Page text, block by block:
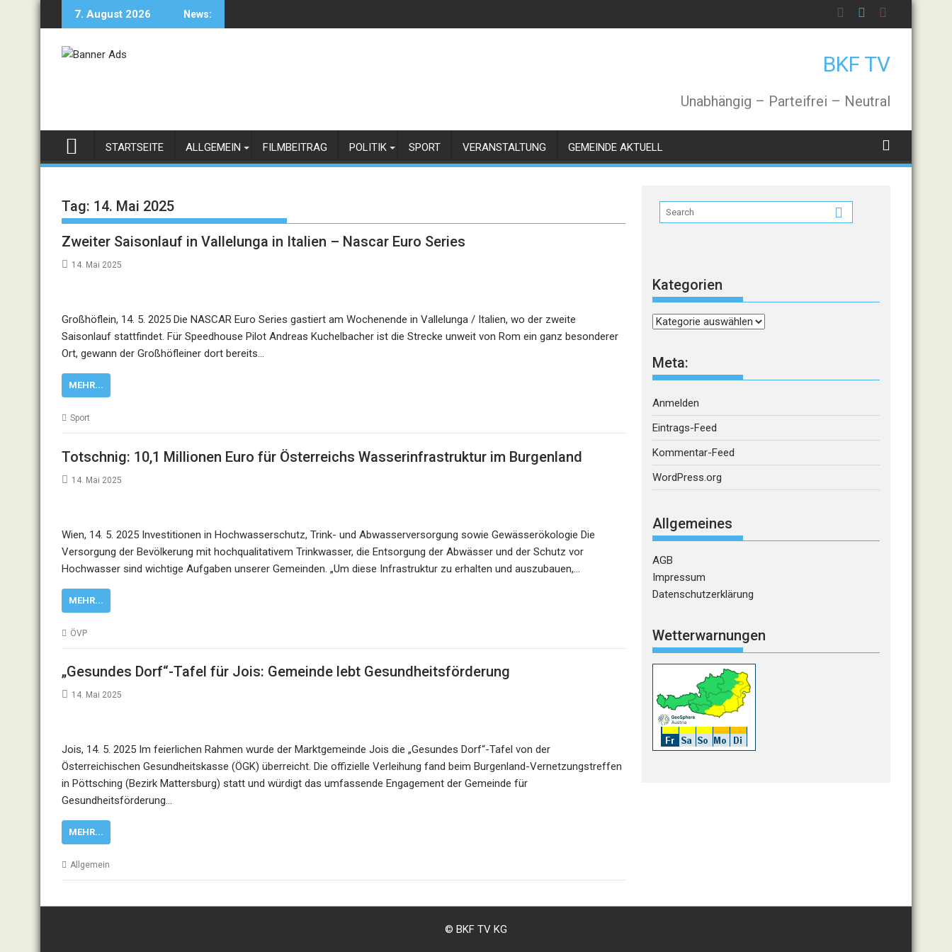
7. August 2026 News:
BKF TV
Unabhängig – Parteifrei – Neutral
STARTSEITE ALLGEMEIN FILMBEITRAG POLITIK SPORT VERANSTALTUNG GEMEINDE AKTUELL
Tag: 14. Mai 2025
Zweiter Saisonlauf in Vallelunga in Italien – Nascar Euro Series
14. Mai 2025
Großhöflein, 14. 5. 2025 Die NASCAR Euro Series gastiert am Wochenende in Vallelunga / Italien, wo der zweite
Saisonlauf stattfindet. Für Speedhouse Pilot Andreas Kuchelbacher ist die Strecke unweit von Rom ein ganz besonderer
Ort, gewann der Großhöfleiner dort bereits…
MEHR...
Sport
Totschnig: 10,1 Millionen Euro für Österreichs Wasserinfrastruktur im Burgenland
14. Mai 2025
Wien, 14. 5. 2025 Investitionen in Hochwasserschutz, Trink- und Abwasserversorgung sowie Gewässerökologie Die
Versorgung der Bevölkerung mit hochqualitativem Trinkwasser, die Entsorgung der Abwässer und der Schutz vor
Hochwasser sind wichtige Aufgaben unserer Gemeinden. „Um diese Infrastruktur zu erhalten und auszubauen,…
MEHR...
ÖVP
„Gesundes Dorf“-Tafel für Jois: Gemeinde lebt Gesundheitsförderung
14. Mai 2025
Jois, 14. 5. 2025 Im feierlichen Rahmen wurde der Marktgemeinde Jois die „Gesundes Dorf“-Tafel von der
Österreichischen Gesundheitskasse (ÖGK) überreicht. Die offizielle Verleihung fand beim Burgenland-Vernetzungstreffen
in Pöttsching (Bezirk Mattersburg) statt und würdigt das umfassende Engagement der Gemeinde für
Gesundheitsförderung…
MEHR...
Allgemein
Kategorien
Kategorien
Meta:
Anmelden
Eintrags-Feed
Kommentar-Feed
WordPress.org
Allgemeines
AGB
Impressum
Datenschutzerklärung
Wetterwarnungen
© BKF TV KG